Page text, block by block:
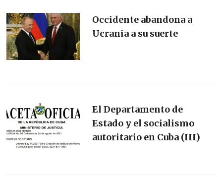
Occidente abandona a
Ucrania a su suerte
El Departamento de
Estado y el socialismo
autoritario en Cuba (III)